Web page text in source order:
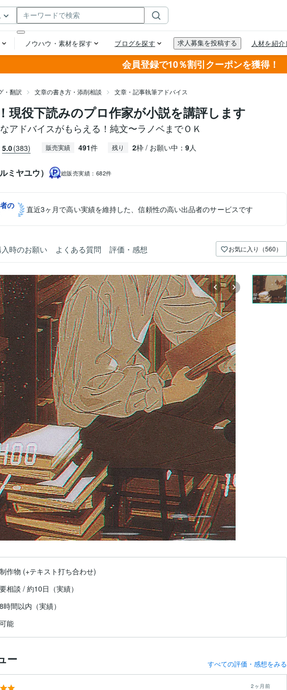
会員登録で10％割引クーポンを獲得！
・翻訳 文章の書き方・添削相談 文章・記事執筆アドバイス
現役下読みのプロ作家が小説を講評します
アドバイスがもらえる！純文〜ラノベまでＯＫ
5.0(383) 販売実績 491件 残り 2枠 / お願い中： 9人
ミヤユウ） 総販売実績： 682件
の
直近3ヶ月で高い実績を維持した、信頼性の高い出品者のサービスです
時のお願い よくある質問 評価・感想 お気に入り（560）
制作物 (+テキスト打ち合わせ)
要相談 / 約10日（実績）
8時間以内（実績）
可能
ー すべての評価・感想をみる
2ヶ月前